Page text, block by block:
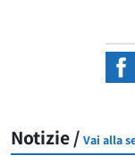
Notizie / Vai alla